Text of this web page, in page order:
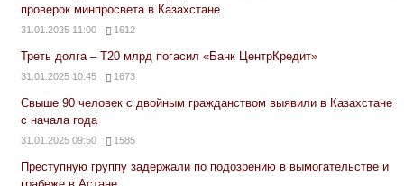
проверок минпросвета в Казахстане
31.01.2025 11:00 1612
Треть долга – Т20 млрд погасил «Банк ЦентрКредит»
31.01.2025 10:45 1673
Свыше 90 человек с двойным гражданством выявили в Казахстане
с начала года
31.01.2025 09:50 1585
Преступную группу задержали по подозрению в вымогательстве и